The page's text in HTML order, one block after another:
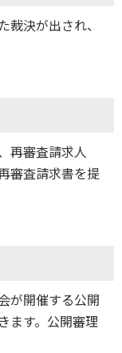
決が出され、
再審査請求人
審査請求書を提
が開催する公開
ます。公開審理